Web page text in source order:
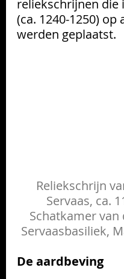
reliekschrijnen die
(ca. 1240-1250) op
werden geplaatst.
Reliekschrijn
Servaas, ca.
Schatkamer van
Servaasbasiliek,
De aardbeving